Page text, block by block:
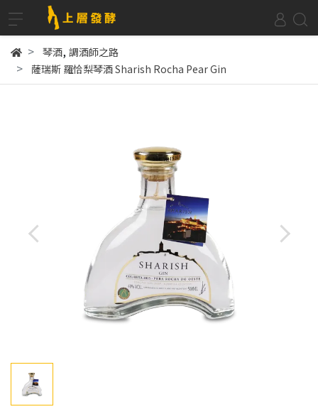
琴酒, 調酒師之路
薩瑞斯 羅恰梨琴酒 Sharish Rocha Pear Gin